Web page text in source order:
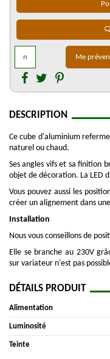
DESCRIPTION
Ce cube d'aluminium
naturel ou chaud.
Ses angles vifs et sa finition
objet de décoration. La LED
Vous pouvez aussi les
créer un alignement dans
Installation
Nous vous conseillons de
Elle se branche au 230V
sur variateur n'est pas
DÉTAILS PRODUIT
Alimentation
Luminosité
Teinte